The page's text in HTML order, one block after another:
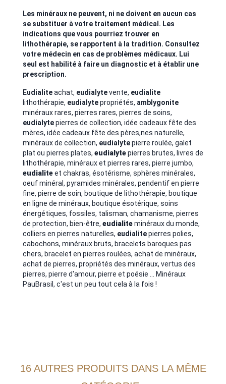
Les minéraux ne peuvent, ni ne doivent en aucun cas
se substituer à votre traitement médical. Les
indications que vous pourriez trouver en
lithothérapie, se rapportent à la tradition. Consultez
votre médecin en cas de problèmes médicaux. Lui
seul est habilité à faire un diagnostic et à établir une
prescription.
Eudialiteachat, eudialytevente, eudialite
lithothérapie, eudialytepropriétés, amblygonite
minéraux rares, pierres rares, pierres de soins,
eudialytepierres de collection, idée cadeaux fête des
mères, idée cadeaux fête des pères,nes naturelle,
minéraux de collection, eudialytepierre roulée, galet
plat ou pierres plates, eudialytepierres brutes, livres de
lithothérapie, minéraux et pierres rares, pierre jumbo,
eudialiteet chakras, ésotérisme, sphères minérales,
oeuf minéral, pyramides minérales, pendentif en pierre
fine, pierre de soin, boutique de lithothérapie, boutique
en ligne de minéraux, boutique ésotérique, soins
énergétiques, fossiles, talisman, chamanisme, pierres
de protection, bien-être, eudialiteminéraux du monde,
colliers en pierres naturelles, eudialitepierres polies,
cabochons, minéraux bruts, bracelets baroques pas
chers, bracelet en pierres roulées, achat de minéraux,
achat de pierres, propriétés des minéraux, vertus des
pierres, pierre d'amour, pierre et poésie ... Minéraux
PauBrasil, c'est un peu tout cela à la fois !
16 AUTRES PRODUITS DANS LA MÊME